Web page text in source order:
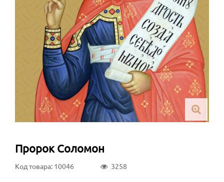
Пророк Соломон
Код товара: 10046 3258